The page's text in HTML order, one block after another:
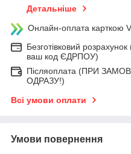
Детальніше
Онлайн-оплата карткою
Безготівковий
ваш код ЄДРПОУ)
Післяоплата (ПРИ
ОДРАЗУ!)
Всі умови оплати
Умови повернення